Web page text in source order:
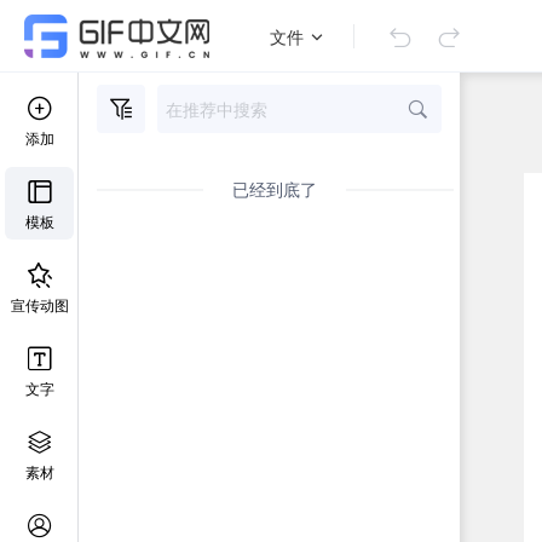
文件
添加
模板
宣传动图
文字
素材
已经到底了